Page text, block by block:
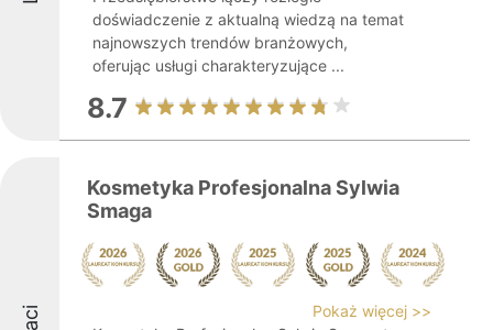
doświadczenie z aktualną wiedzą na temat
najnowszych trendów branżowych,
oferując usługi charakteryzujące ...
8.7
Kosmetyka Profesjonalna Sylwia
Smaga
Pokaż więcej >>